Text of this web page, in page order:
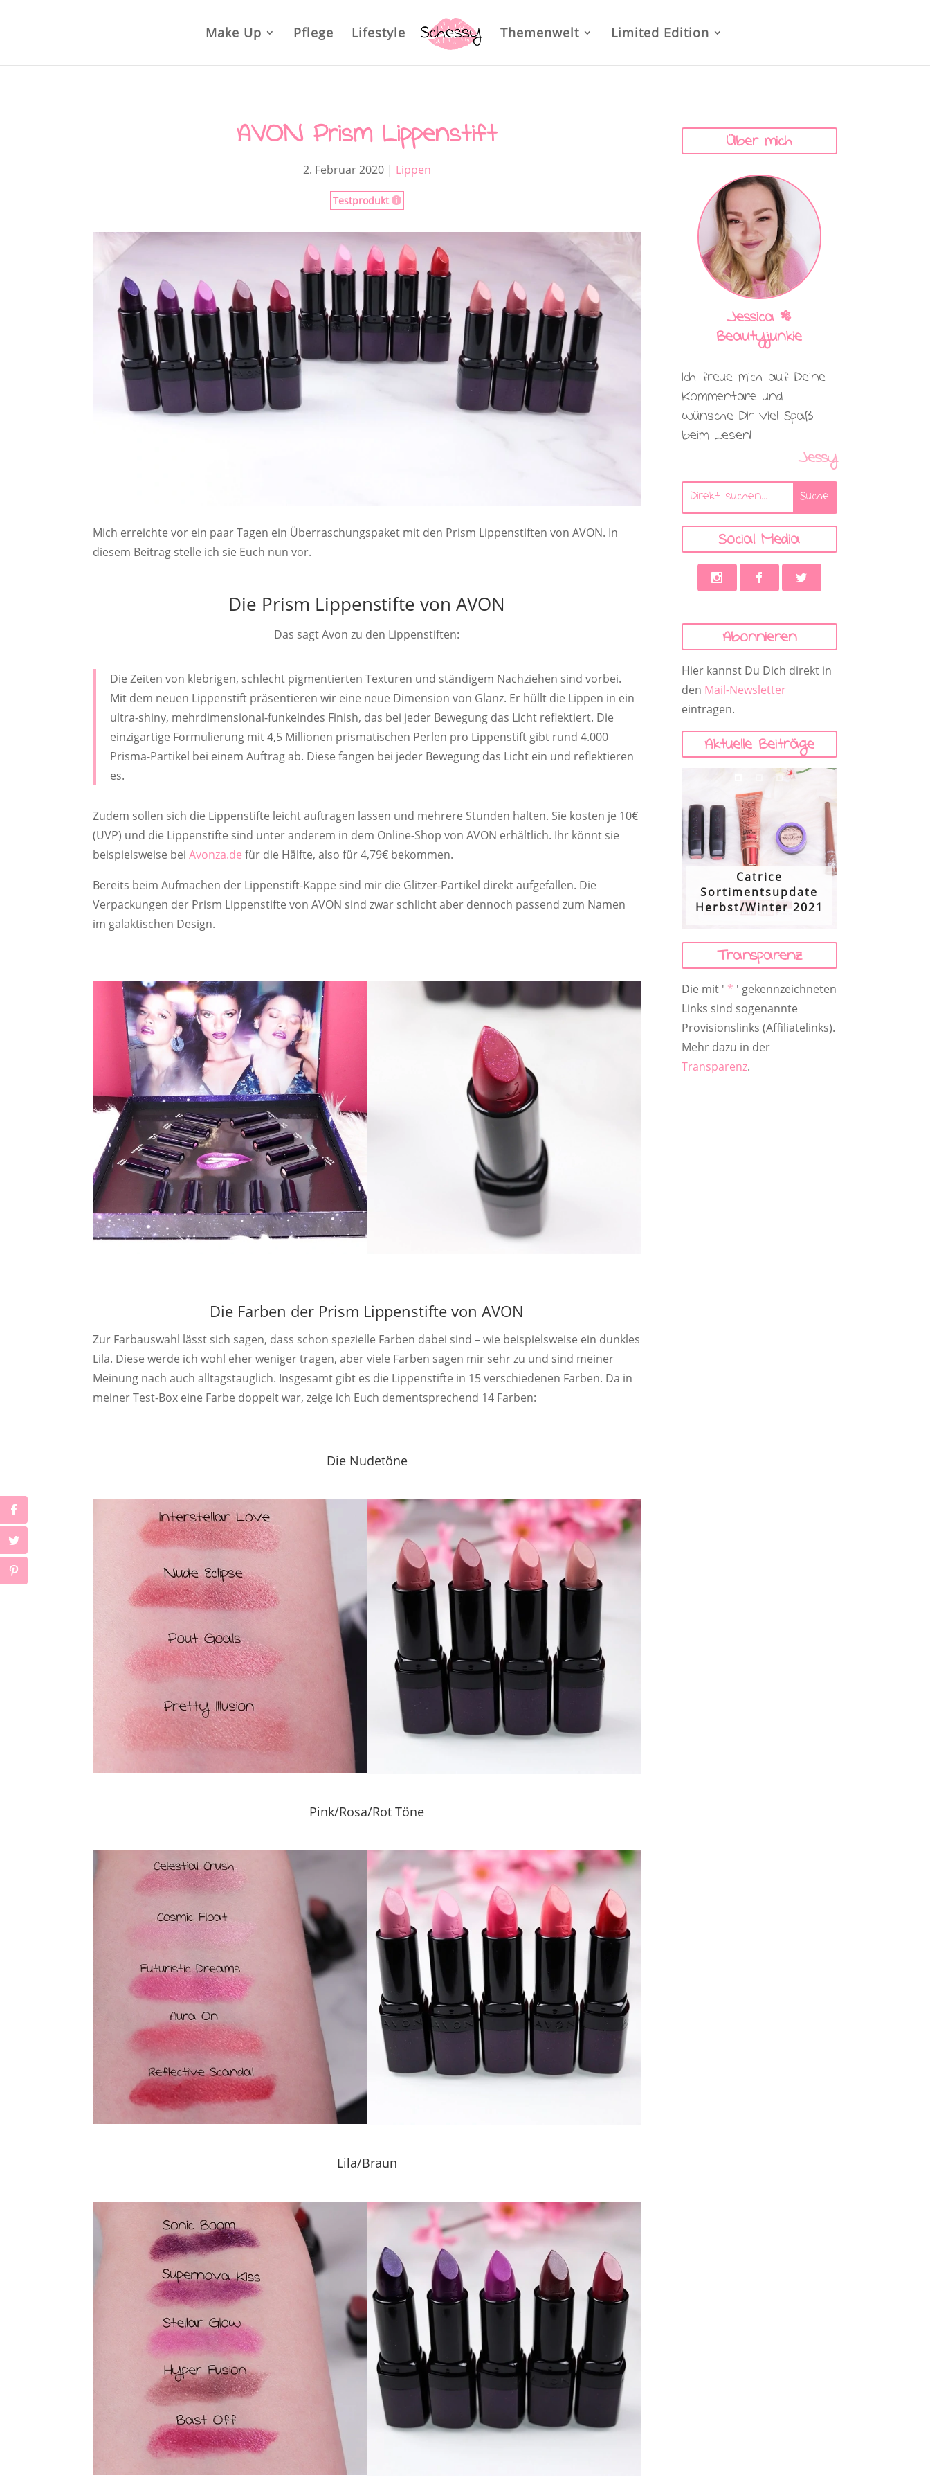
Make Up Pflege Lifestyle Themenwelt Limited Edition
AVON Prism Lippenstift
2. Februar 2020| Lippen
Testprodukt 
Mich erreichte vor ein paar Tagen ein Überraschungspaket mit den Prism Lippenstiften von AVON. In
diesem Beitrag stelle ich sie Euch nun vor.
Die Prism Lippenstifte von AVON
Das sagt Avon zu den Lippenstiften:
Die Zeiten von klebrigen, schlecht pigmentierten Texturen und ständigem Nachziehen sind vorbei.
Mit dem neuen Lippenstift präsentieren wir eine neue Dimension von Glanz. Er hüllt die Lippen in ein
ultra-shiny, mehrdimensional-funkelndes Finish, das bei jeder Bewegung das Licht reflektiert. Die
einzigartige Formulierung mit 4,5 Millionen prismatischen Perlen pro Lippenstift gibt rund 4.000
Prisma-Partikel bei einem Auftrag ab. Diese fangen bei jeder Bewegung das Licht ein und reflektieren
es.
Zudem sollen sich die Lippenstifte leicht auftragen lassen und mehrere Stunden halten. Sie kosten je 10€
(UVP) und die Lippenstifte sind unter anderem in dem Online-Shop von AVON erhältlich. Ihr könnt sie
beispielsweise beiAvonza.de für die Hälfte, also für 4,79€ bekommen.
Bereits beim Aufmachen der Lippenstift-Kappe sind mir die Glitzer-Partikel direkt aufgefallen. Die
Verpackungen der Prism Lippenstifte von AVON sind zwar schlicht aber dennoch passend zum Namen
im galaktischen Design.
Die Farben der Prism Lippenstifte von AVON
Zur Farbauswahl lässt sich sagen, dass schon spezielle Farben dabei sind – wie beispielsweise ein dunkles
Lila. Diese werde ich wohl eher weniger tragen, aber viele Farben sagen mir sehr zu und sind meiner
Meinung nach auch alltagstauglich. Insgesamt gibt es die Lippenstifte in 15 verschiedenen Farben. Da in
meiner Test-Box eine Farbe doppelt war, zeige ich Euch dementsprechend 14 Farben:
Die Nudetöne
Pink/Rosa/Rot Töne
Lila/Braun
Über mich
Jessica |
Beautyjunkie
Ich freue mich auf Deine
Kommentare und
wünsche Dir viel Spaß
beim Lesen!
Jessy
Social Media
Abonnieren
Hier kannst Du Dich direkt in
den Mail-Newsletter
eintragen.
Aktuelle Beiträge
Catrice
Sortimentsupdate
Herbst/Winter 2021
Transparenz
Die mit ' * ' gekennzeichneten
Links sind sogenannte
Provisionslinks (Affiliatelinks).
Mehr dazu in der
Transparenz.